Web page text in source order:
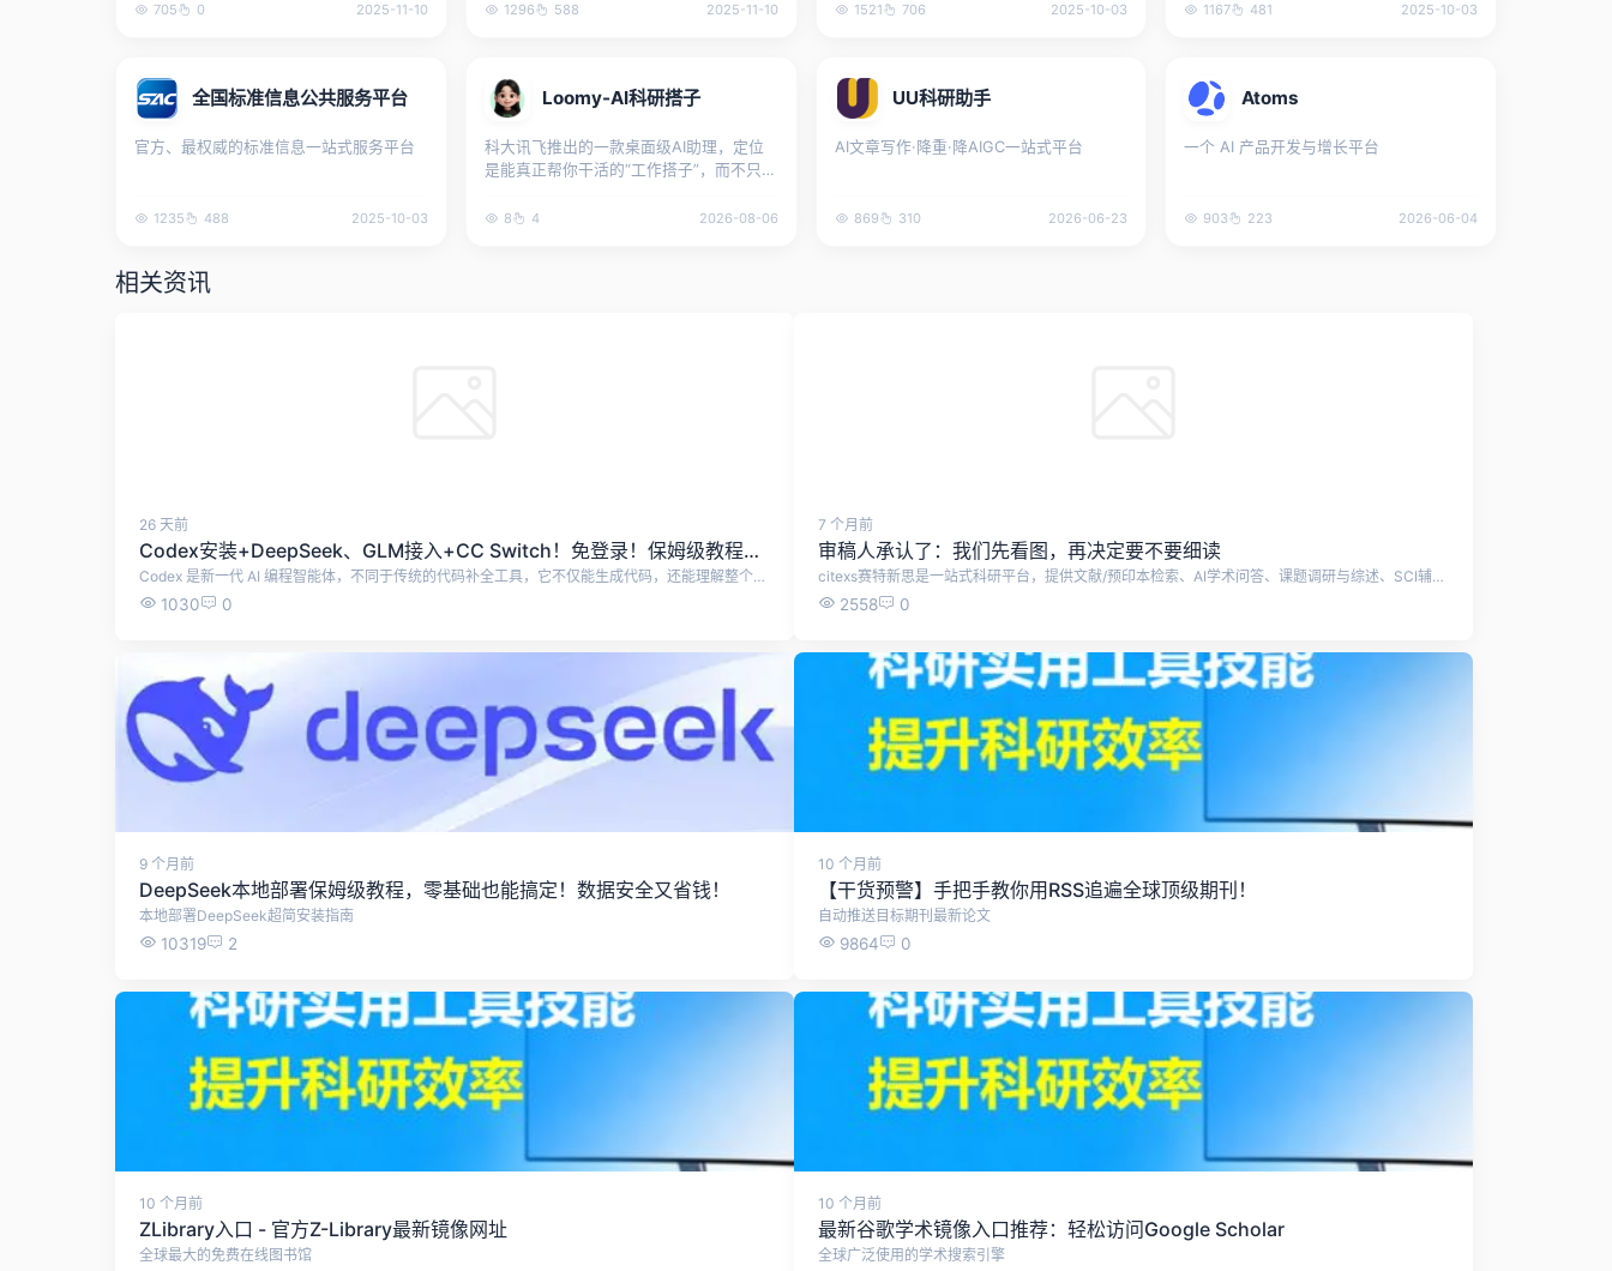
705 0 2025-11-10 1296 588 2025-11-10 1521 706 2025-10-03 1167 481 2025-10-03
全国标准信息公共服务平台
官方、最权威的标准信息一站式服务平台
1235 488 2025-10-03
Loomy-AI科研搭子
科大讯飞推出的一款桌面级AI助理，定位
是能真正帮你干活的“工作搭子”，而不只是
8 4 2026-08-06
UU科研助手
AI文章写作·降重·降AIGC一站式平台
869 310 2026-06-23
Atoms
一个 AI 产品开发与增长平台
903 223 2026-06-04
相关资讯
26 天前
Codex安装+DeepSeek、GLM接入+CC Switch！免登录！保姆级教程，一步到位！
Codex 是新一代 AI 编程智能体，不同于传统的代码补全工具，它不仅能生成代码，还能理解整个项目、自动修改与重构、执行任务，并深度参与软件开发的全流程。 本文档从零开始，教大家使用Codex，小白也能学会！ 首先，下载Codex安装包：https://openai.com/zh-Hans-CN/codex/，下载后运行安装包 或者使用最简单的方式，直接在电脑Microsoft Store中，搜索codex，点击获取 安装成功后，打开Codex，打开后是这样的界面，需要我们登录，这一步可以先不管，直接退出。 然后，需要下载CC Switch工具，帮助我们配置Codex 下载地址：https://www.ccswitch.io/zh/ 点击免费下载后，跳转Github，根据电脑系统选择合适的安装包，我这里使用的是Windows便携版，无需安装的版本。 下载解压之后，双击运行cc-switch.exe 打开cc-switch之后，点击上方ChatGPT图标，再点击右侧的加号 在这里，可以选择配置各种大模型了，这里推荐字节跳动旗下的方舟 Agent Plan，最新支持 GLM-5.2 与 Kimi-K2.7，限时 9.9 元起，加量不加价。 添加之后，点击编辑进行配置 需要填入API Key，以及修改API 请求地址，其余设置默认即可。 API购买地址：https://www.volcengine.com/activity/agentplan 点击购买9.9元套餐，购买成功后点击开启使用 将API 请求地址改为：https://ark.cn-beijing.volces.com/api/plan/v3 可选择模式使用的大模型，推荐GLM-5.2 复制API Key填入cc-switch，然后点击保存。 配置成功后，点击启用，这时候会提示你，需要开启路由 开启路由，点击左上方设置按钮，点击路由，勾选这三个选项。 以上，就配置成功了。重启Codex，就能使用Codex了。
1030 0
7 个月前
审稿人承认了：我们先看图，再决定要不要细读
citexs赛特新思是一站式科研平台，提供文献/预印本检索、AI学术问答、课题调研与综述、SCI辅助写作、AI润色、智能降重&降AIGC、预审稿、审稿人回信、AI研究选题、全球科研基金查询、基金写作助手、AI文献计量学分析、图文检索、资讯解读、SCI期刊查选等技术支持。
2558 0
9 个月前
DeepSeek本地部署保姆级教程，零基础也能搞定！数据安全又省钱！
本地部署DeepSeek超简安装指南
10319 2
10 个月前
【干货预警】手把手教你用RSS追遍全球顶级期刊！
自动推送目标期刊最新论文
9864 0
10 个月前
ZLibrary入口 - 官方Z-Library最新镜像网址
全球最大的免费在线图书馆
10 个月前
最新谷歌学术镜像入口推荐：轻松访问Google Scholar
全球广泛使用的学术搜索引擎